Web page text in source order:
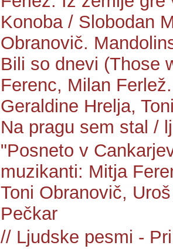
Konoba / Slobodan
Obranovič.
Bili so dnevi (Those
Ferenc, Milan
Geraldine Hrelja,
Na pragu sem stal /
"Posneto v
muzikanti: Mitja
Toni Obranovič,
Pečkar
// Ljudske pesmi -